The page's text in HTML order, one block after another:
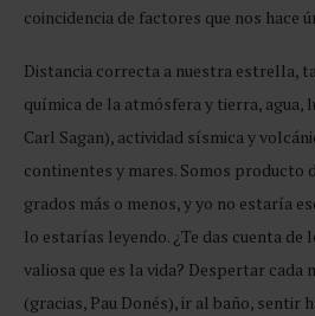
coincidencia de factores que nos hace
Distancia correcta a nuestra estrella,
química de la atmósfera y tierra, agua,
Carl Sagan), actividad sísmica y
continentes y mares. Somos producto
grados más o menos, y yo no estaría
lo estarías leyendo. ¿Te das cuenta
valiosa que es la vida? Despertar cada
(gracias, Pau Donés), ir al baño, sentir